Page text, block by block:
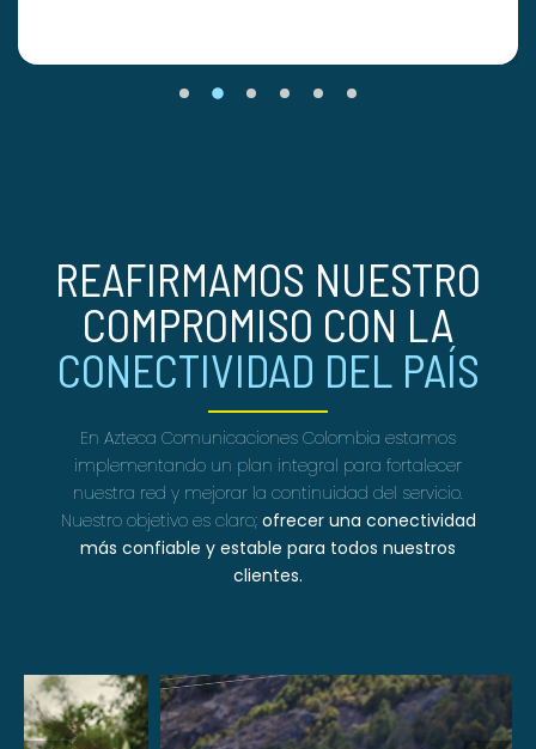
REAFIRMAMOS NUESTRO
COMPROMISO CON LA
CONECTIVIDAD DEL PAÍS
En Azteca Comunicaciones Colombia estamos
implementando un plan integral para fortalecer
nuestra red y mejorar la continuidad del servicio.
Nuestro objetivo es claro; ofrecer una conectividad
más confiable y estable para todos nuestros
clientes.